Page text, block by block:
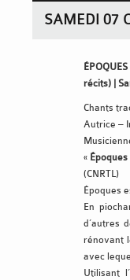
SAMEDI 07
récits) |
Chants
Autrice –
« Époques
(CNRTL)
Époques
En
d’autres
rénovant
avec
Utilisant